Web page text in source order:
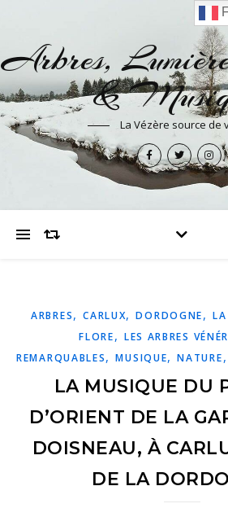
Arbres,
&
La Vézère source de
ARBRES,CARLUX,DORDOGNE,
FLORE, LES ARBRES
REMARQUABLES,MUSIQUE,NATURE,
LA MUSIQUE DU
D’ORIENT DE LA
DOISNEAU, À
DE LA